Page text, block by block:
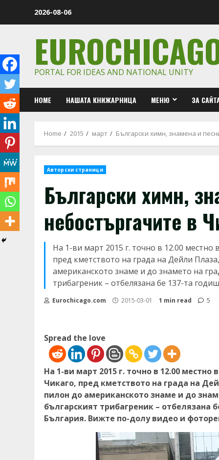
2026-08-06
PORTAL FOR IDEAS AND NATIONAL UNITY
HOME НАШАТА КНИЖАРНИЦА МЕНЮ ЗА
Home 2015 март Български химн, знамена и
Авторски страници
Български химн,
небостъргачите в
На 1-ви март 2015 г. точно в 12.00
пред кметството на града на Дейли
американското знаме и до знамето на
трибагреник – отбелязана бе 137-та
Eurochicago.com 2015-03-01 1 min read 5
Spread the love
На 1-ви март 2015 г. точно в 12.00
Чикаго, пред кметството на града на
пилон до американското знаме и до
българският трибагреник –
България. Вижте по-долу видео и